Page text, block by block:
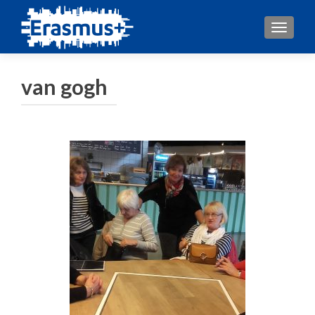
van gogh